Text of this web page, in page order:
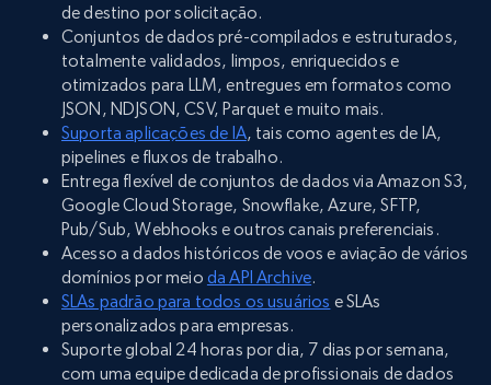
de destino por solicitação.
Conjuntos de dados pré-compilados e estruturados,
totalmente validados, limpos, enriquecidos e
otimizados para LLM, entregues em formatos como
JSON, NDJSON, CSV, Parquet e muito mais.
Suporta aplicações de IA, tais como agentes de IA,
pipelines e fluxos de trabalho.
Entrega flexível de conjuntos de dados via Amazon S3,
Google Cloud Storage, Snowflake, Azure, SFTP,
Pub/Sub, Webhooks e outros canais preferenciais.
Acesso a dados históricos de voos e aviação de vários
domínios por meio da API Archive.
SLAs padrão para todos os usuários e SLAs
personalizados para empresas.
Suporte global 24 horas por dia, 7 dias por semana,
com uma equipe dedicada de profissionais de dados